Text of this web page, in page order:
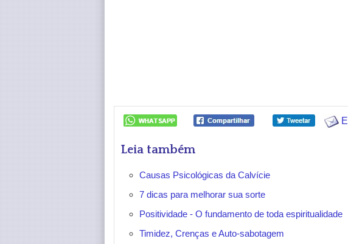
Leia também
Causas Psicológicas da Calvície
7 dicas para melhorar sua sorte
Positividade - O fundamento de toda espiritualidade
Timidez, Crenças e Auto-sabotagem